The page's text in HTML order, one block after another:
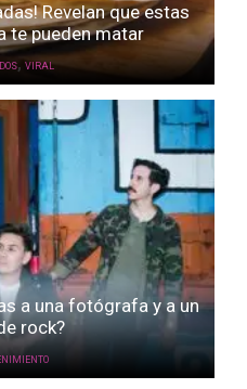
Revelan que estas
te pueden matar
,VIRAL
a una fotógrafa y a un
rock?